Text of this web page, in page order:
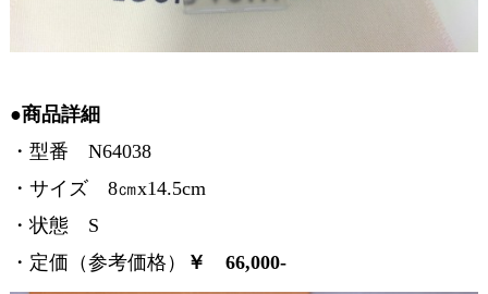
●商品詳細
・型番 N64038
・サイズ 8㎝x14.5cm
・状態 S
・定価（参考価格）
￥ 66,000-